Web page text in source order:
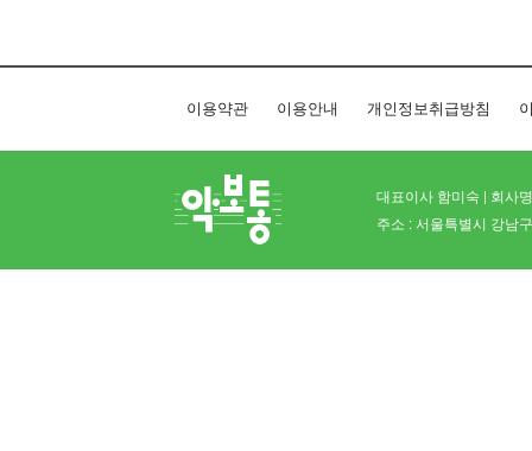
이용약관 이용안내 개인정보취급방침
대표이사 함미숙 | 회사
주소 : 서울특별시 강남